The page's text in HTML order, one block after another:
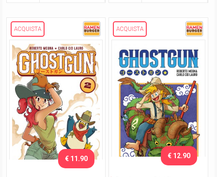
ACQUISTA
€ 11.90
ACQUISTA
€ 12.90